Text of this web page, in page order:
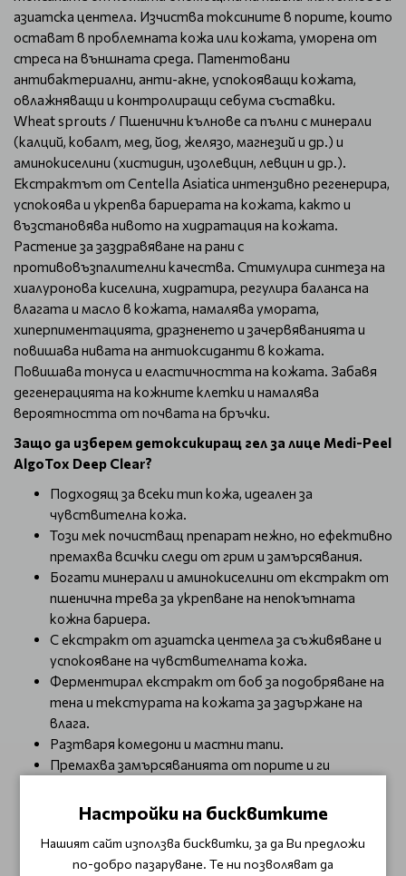
азиатска центела. Изчиства токсините в порите, които
остават в проблемната кожа или кожата, уморена от
стреса на външната среда. Патентовани
антибактериални, анти-акне, успокояващи кожата,
овлажняващи и контролиращи себума съставки.
Wheat sprouts / Пшенични кълнове са пълни с минерали
(калций, кобалт, мед, йод, желязо, магнезий и др.) и
аминокиселини (хистидин, изолевцин, левцин и др.).
Екстрактът от Centella Asiatica интензивно регенерира,
успокоява и укрепва бариерата на кожата, както и
възстановява нивото на хидратация на кожата.
Растение за заздравяване на рани с
противовъзпалителни качества. Стимулира синтеза на
хиалуронова киселина, хидратира, регулира баланса на
влагата и масло в кожата, намалява умората,
хиперпиментацията, дразненето и зачервяванията и
повишава нивата на антиоксиданти в кожата.
Повишава тонуса и еластичността на кожата. Забавя
дегенерацията на кожните клетки и намалява
вероятността от почвата на бръчки.
Защо да изберем детоксикиращ гел за лице Medi-Peel
AlgoTox Deep Clear?
Подходящ за всеки тип кожа, идеален за
чувствителна кожа.
Този мек почистващ препарат нежно, но ефективно
премахва всички следи от грим и замърсявания.
Богати минерали и аминокиселини от екстракт от
пшенична трева за укрепване на непокътната
кожна бариера.
С екстракт от азиатска центела за съживяване и
успокояване на чувствителната кожа.
Ферментирал екстракт от боб за подобряване на
тена и текстурата на кожата за задържане на
влага.
Разтваря комедони и мастни тапи.
Премахва замърсяванията от порите и ги
Нормализира производството на себум.
Укрепва защитните функции на кожата.
Нанесете достатъчно количество от продукта
върху суха кожа на лицето и го разпределете.
Настройки на бисквитките
Нашият сайт използва бисквитки, за да Ви предложи
по-добро пазаруване. Те ни позволяват да